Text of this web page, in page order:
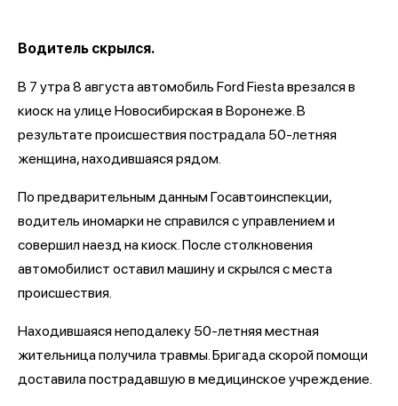
Водитель скрылся.
В 7 утра 8 августа автомобиль Ford Fiesta врезался в
киоск на улице Новосибирская в Воронеже. В
результате происшествия пострадала 50-летняя
женщина, находившаяся рядом.
По предварительным данным Госавтоинспекции,
водитель иномарки не справился с управлением и
совершил наезд на киоск. После столкновения
автомобилист оставил машину и скрылся с места
происшествия.
Находившаяся неподалеку 50-летняя местная
жительница получила травмы. Бригада скорой помощи
доставила пострадавшую в медицинское учреждение.